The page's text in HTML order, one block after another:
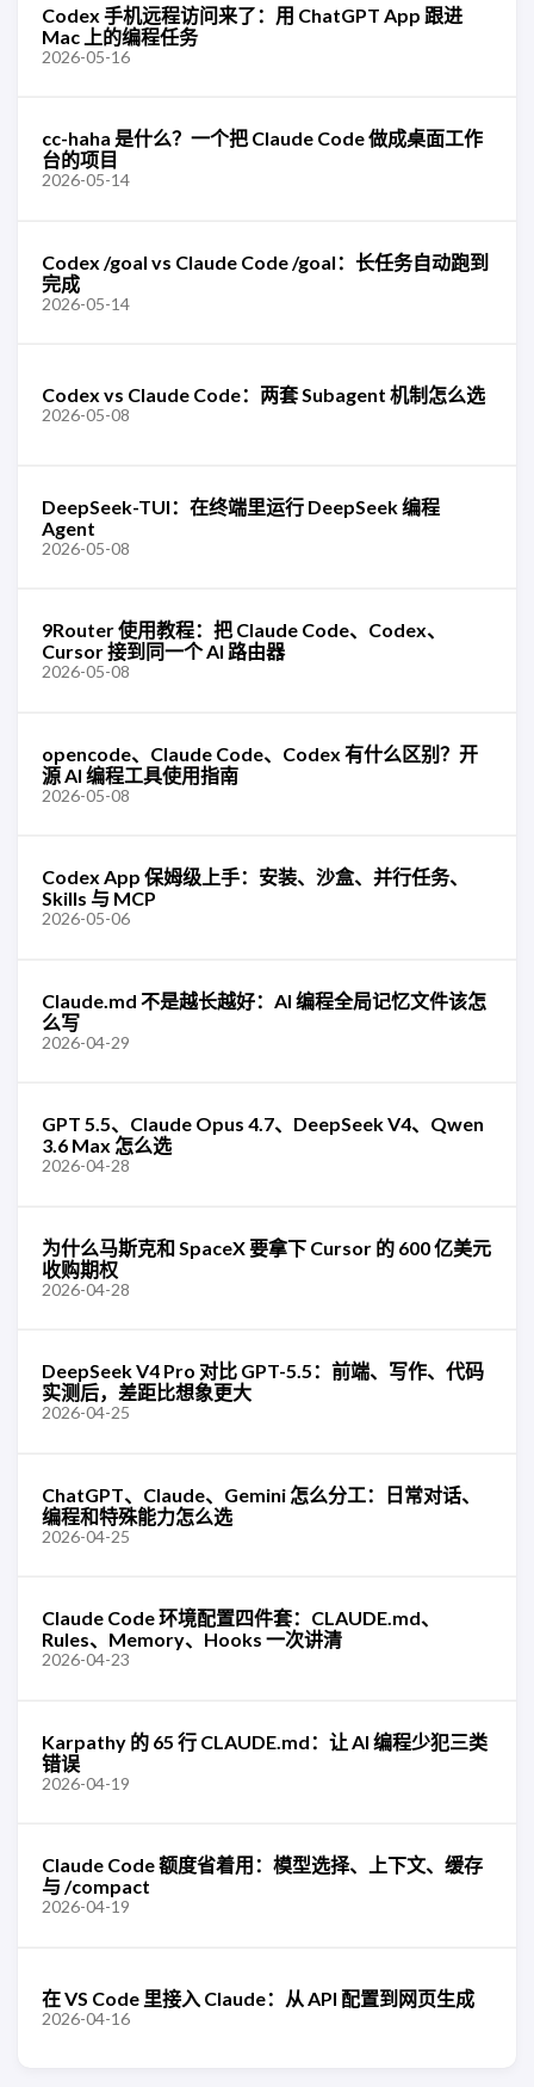
Codex 手机远程访问来了：用 ChatGPT App 跟进
Mac 上的编程任务
2026-05-16
cc-haha 是什么？一个把 Claude Code 做成桌面工作
台的项目
2026-05-14
Codex /goal vs Claude Code /goal：长任务自动跑到
完成
2026-05-14
Codex vs Claude Code：两套 Subagent 机制怎么选
2026-05-08
DeepSeek-TUI：在终端里运行 DeepSeek 编程
Agent
2026-05-08
9Router 使用教程：把 Claude Code、Codex、
Cursor 接到同一个 AI 路由器
2026-05-08
opencode、Claude Code、Codex 有什么区别？开
源 AI 编程工具使用指南
2026-05-08
Codex App 保姆级上手：安装、沙盒、并行任务、
Skills 与 MCP
2026-05-06
Claude.md 不是越长越好：AI 编程全局记忆文件该怎
么写
2026-04-29
GPT 5.5、Claude Opus 4.7、DeepSeek V4、Qwen
3.6 Max 怎么选
2026-04-28
为什么马斯克和 SpaceX 要拿下 Cursor 的 600 亿美元
收购期权
2026-04-28
DeepSeek V4 Pro 对比 GPT-5.5：前端、写作、代码
实测后，差距比想象更大
2026-04-25
ChatGPT、Claude、Gemini 怎么分工：日常对话、
编程和特殊能力怎么选
2026-04-25
Claude Code 环境配置四件套：CLAUDE.md、
Rules、Memory、Hooks 一次讲清
2026-04-23
Karpathy 的 65 行 CLAUDE.md：让 AI 编程少犯三类
错误
2026-04-19
Claude Code 额度省着用：模型选择、上下文、缓存
与 /compact
2026-04-19
在 VS Code 里接入 Claude：从 API 配置到网页生成
2026-04-16